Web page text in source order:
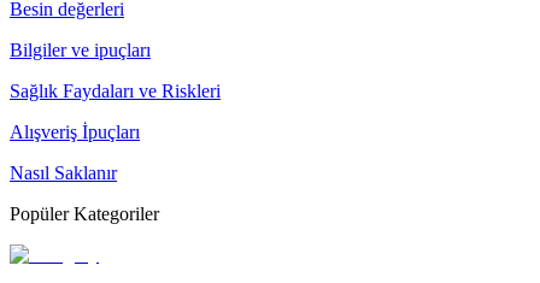
Besin değerleri
Bilgiler ve ipuçları
Sağlık Faydaları ve Riskleri
Alışveriş İpuçları
Nasıl Saklanır
Popüler Kategoriler